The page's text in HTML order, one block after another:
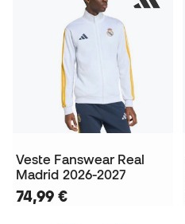
Veste Fanswear Real
Madrid 2026-2027
74,99 €